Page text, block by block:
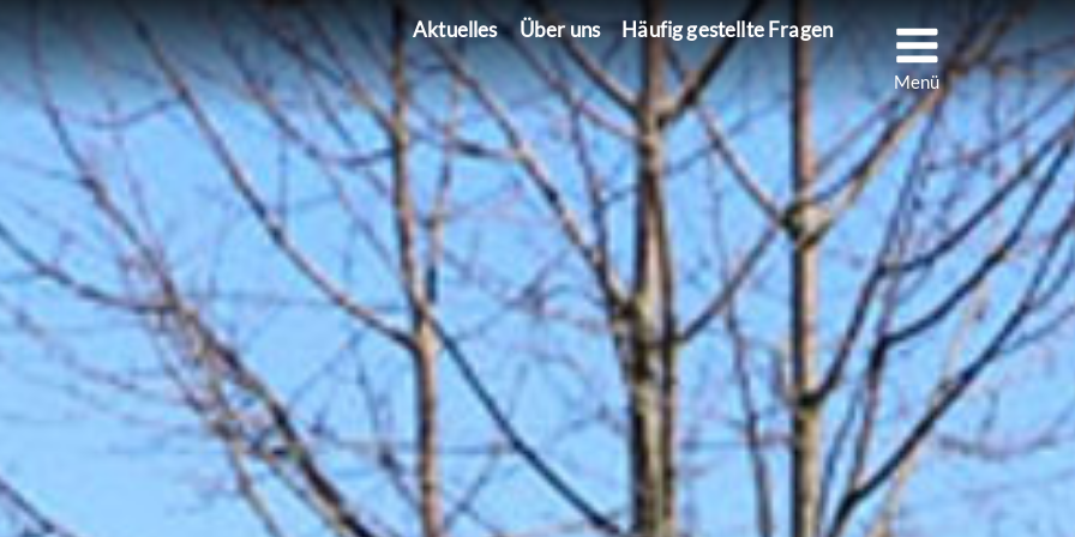
Aktuelles Über uns Häufig gestellte Fragen Menu